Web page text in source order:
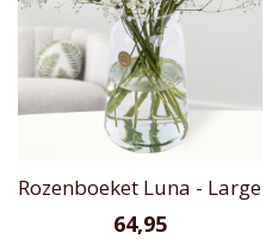
Rozenboeket Luna - Large
64,95